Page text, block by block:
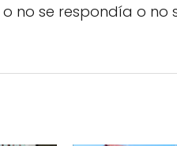
no se respondía o no